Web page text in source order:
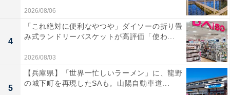
2026/08/06
4
「これ絶対に便利なやつや」ダイソーの折り畳
み式ランドリーバスケットが高評価「使わ...
2026/08/03
5
【兵庫県】「世界一忙しいラーメン」に、龍野
の城下町を再現したSAも。山陽自動車道...